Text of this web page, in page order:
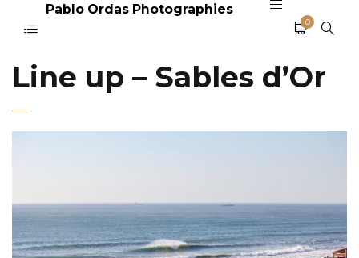
Pablo Ordas Photographies
0
Line up – Sables d’Or